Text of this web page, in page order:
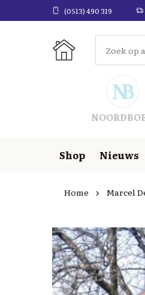
(0513) 490 319
Shop Nieuws
Home Marcel